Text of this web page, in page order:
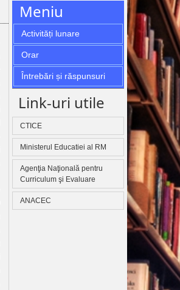
Meniu
Activități lunare
Orar
Întrebări și răspunsuri
Link-uri utile
CTICE
Ministerul Educatiei al RM
Agenţia Naţională pentru
Curriculum şi Evaluare
ANACEC